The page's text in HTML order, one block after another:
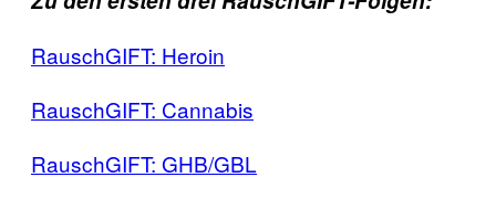
RauschGIFT: Heroin
RauschGIFT: Cannabis
RauschGIFT: GHB/GBL